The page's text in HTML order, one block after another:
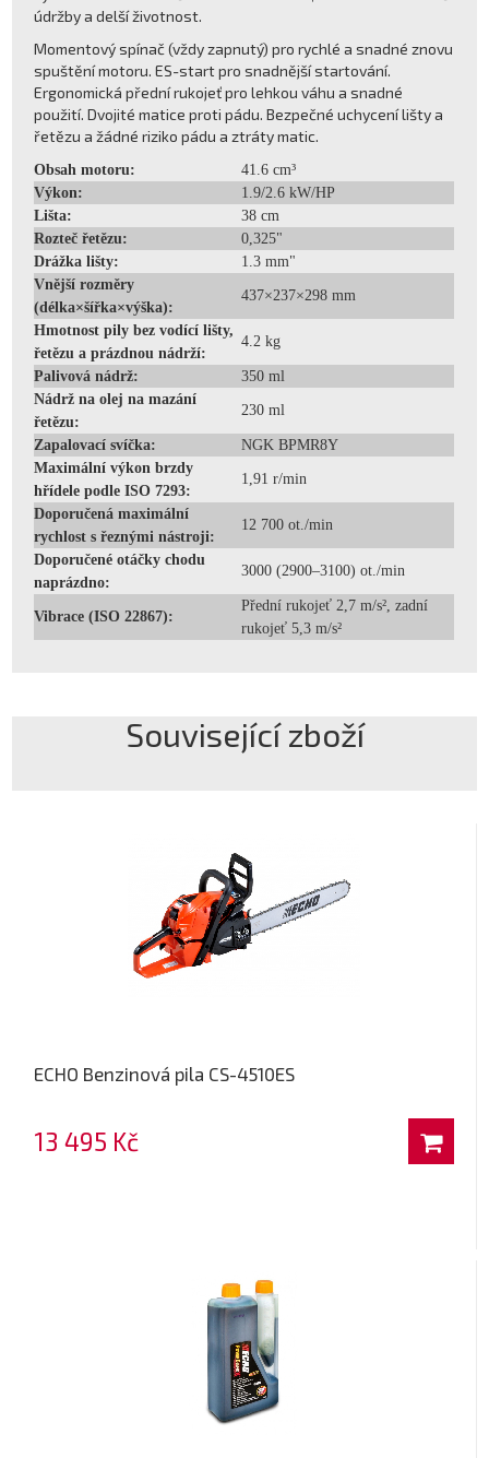
údržby a delší životnost.
Momentový spínač (vždy zapnutý) pro rychlé a snadné znovu
spuštění motoru. ES-start pro snadnější startování.
Ergonomická přední rukojeť pro lehkou váhu a snadné
použití. Dvojité matice proti pádu. Bezpečné uchycení lišty a
řetězu a žádné riziko pádu a ztráty matic.
Obsah motoru:
41.6 cm³
Výkon:
1.9/2.6 kW/HP
Lišta:
38 cm
Rozteč řetězu:
0,325"
Drážka lišty:
1.3 mm"
Vnější rozměry
(délka×šířka×výška):
437×237×298 mm
Hmotnost pily bez vodící lišty,
řetězu a prázdnou nádrží:
4.2 kg
Palivová nádrž:
350 ml
Nádrž na olej na mazání
řetězu:
230 ml
Zapalovací svíčka:
NGK BPMR8Y
Maximální výkon brzdy
hřídele podle ISO 7293:
1,91 r/min
Doporučená maximální
rychlost s řeznými nástroji:
12 700 ot./min
Doporučené otáčky chodu
naprázdno:
3000 (2900–3100) ot./min
Vibrace (ISO 22867):
Přední rukojeť 2,7 m/s², zadní
rukojeť 5,3 m/s²
Související zboží
ECHO Benzinová pila CS-4510ES
13 495 Kč